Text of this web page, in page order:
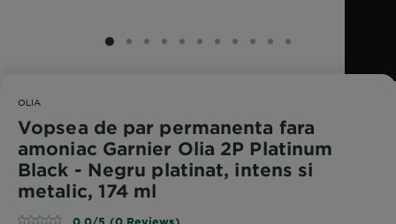
SLIDE 1
SLIDE 2
SLIDE 3
SLIDE 4
SLIDE 5
SLIDE 6
SLIDE 7
SLIDE 8
SLIDE 9
SLIDE 10
SLIDE 11
OLIA
Vopsea de par permanenta fara
amoniac Garnier Olia 2P Platinum
Black - Negru platinat, intens si
metalic, 174 ml
0,0/5 (0 Reviews)